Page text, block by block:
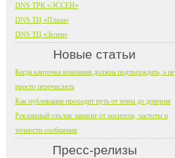
DNS ТРК «ЭССЕН»
DNS ТЦ «Плаза»
DNS ТЦ «Зелен»
Новые статьи
Когда карточка компании должна подтверждать, а не
просто перечислять
Как публикация проходит путь от темы до доверия
Рекламный отклик зависит от носителя, частоты и
точности сообщения
Пресс-релизы